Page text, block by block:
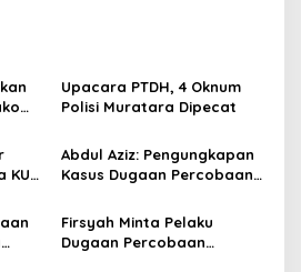
Upacara PTDH, 4 Oknum
Polisi Muratara Dipecat
KU-
Abdul Aziz: Pengungkapan
Kasus Dugaan Percobaan
Dewan Muratara Lamban
Firsyah Minta Pelaku
Dugaan Percobaan